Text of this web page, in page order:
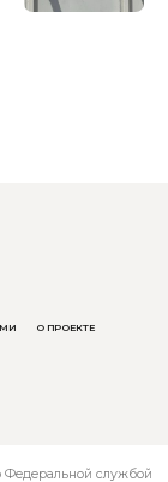
О ПРОЕКТЕ
Федеральной службой